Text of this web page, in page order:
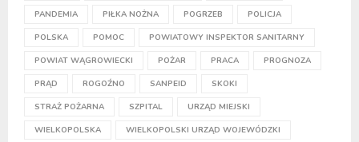
PANDEMIA PIŁKA NOŻNA POGRZEB POLICJA
POLSKA POMOC POWIATOWY INSPEKTOR SANITARNY
POWIAT WĄGROWIECKI POŻAR PRACA PROGNOZA
PRĄD ROGOŹNO SANPEID SKOKI
STRAŻ POŻARNA SZPITAL URZĄD MIEJSKI
WIELKOPOLSKA WIELKOPOLSKI URZĄD WOJEWÓDZKI